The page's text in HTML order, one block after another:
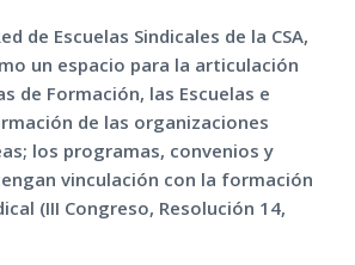
de Escuelas Sindicales de la CSA,
un espacio para la articulación
de Formación, las Escuelas e
de las organizaciones
los programas, convenios y
vinculación con la formación
(III Congreso, Resolución 14,